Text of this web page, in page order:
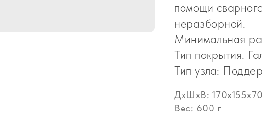
помощи
неразборной.
Минимальная
Тип покрытия:
Тип узла:
ДxШxВ:
Вес: 600 г